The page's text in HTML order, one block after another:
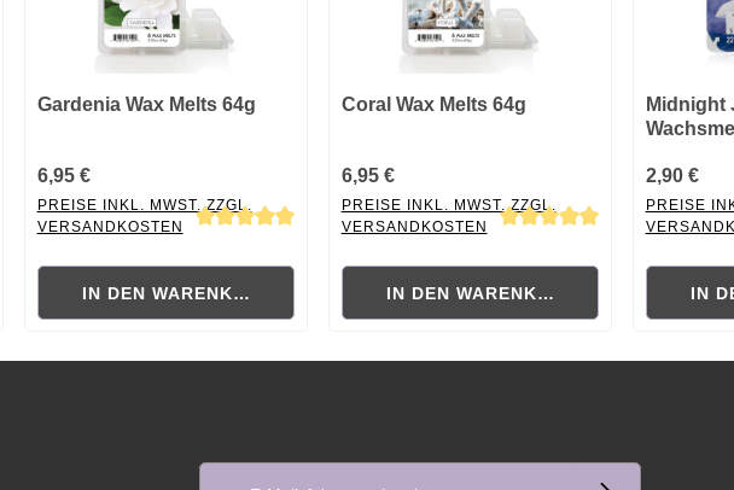
Gardenia Wax Melts 64g
6,95 €
PREISE INKL. MWST. ZZGL.
VERSANDKOSTEN
IN DEN WARENKORB
Coral Wax Melts 64g
6,95 €
PREISE INKL. MWST. ZZGL.
VERSANDKOSTEN
IN DEN WARENKORB
Midnight
2,90 €
PREISE
IN